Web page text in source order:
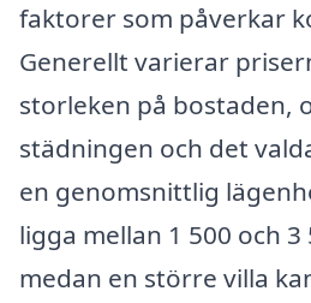
faktorer som påverkar
Generellt varierar
storleken på bostaden,
städningen och det
en genomsnittlig
ligga mellan 1 500 och 3
medan en större villa